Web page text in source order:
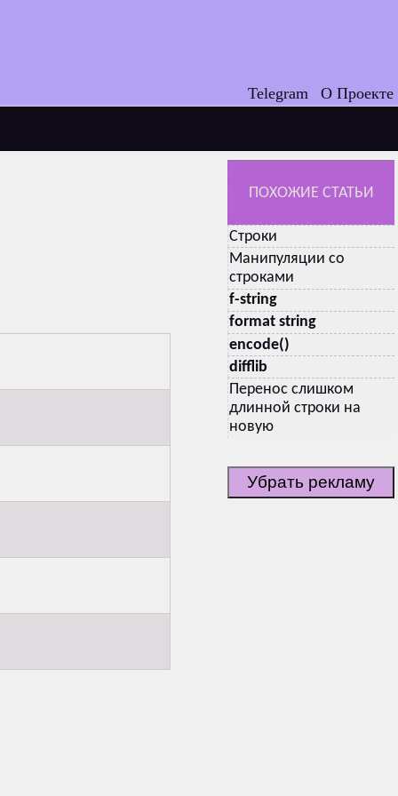
Telegram О Проекте
ПОХОЖИЕ СТАТЬИ
Строки
Манипуляции со
строками
f-string
format string
encode()
difflib
Перенос слишком
длинной строки на
новую
Убрать рекламу